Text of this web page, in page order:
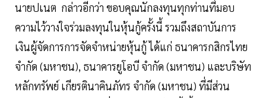
นายปเนต กล่าวอีกว่า ขอบคุณนักลงทุนทุกท่านที่มอบ
ความไว้วางใจร่วมลงทุนในหุ้นกู้ครั้งนี้ รวมถึงสถาบันการ
เงินผู้จัดการการจัดจำหน่ายหุ้นกู้ ได้แก่ ธนาคารกสิกรไทย
จำกัด (มหาชน), ธนาคารยูโอบี จำกัด (มหาชน) และบริษัท
หลักทรัพย์ เกียรตินาคินภัทร จำกัด (มหาชน) ที่มีส่วน